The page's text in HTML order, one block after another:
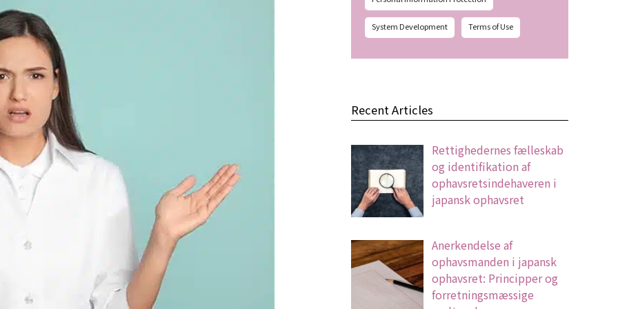
System Development Terms of Use
Recent Articles
Rettighedernes fælleskab
og identifikation af
ophavsretsindehaveren i
japansk ophavsret
Anerkendelse af
ophavsmanden i japansk
ophavsret: Principper og
forretningsmæssige